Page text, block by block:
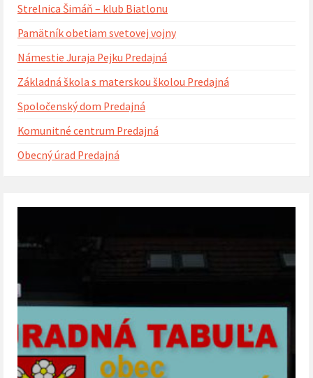
Strelnica Šimáň – klub Biatlonu
Pamätník obetiam svetovej vojny
Námestie Juraja Pejku Predajná
Základná škola s materskou školou Predajná
Spoločenský dom Predajná
Komunitné centrum Predajná
Obecný úrad Predajná